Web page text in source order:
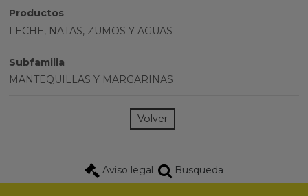
Productos
LECHE, NATAS, ZUMOS Y AGUAS
Subfamilia
MANTEQUILLAS Y MARGARINAS
Volver
Aviso legal Busqueda